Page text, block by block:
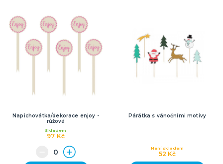
Napichovátka/dekorace enjoy -
růžová
97 Kč
Skladem
Párátka s vánočními motivy
52 Kč
Není skladem